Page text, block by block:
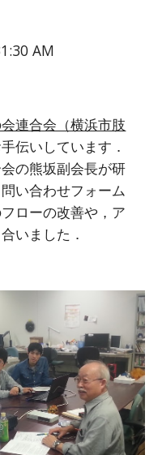
AM
連合会（横浜市肢
伝いしています．
の熊坂副会長が研
い合わせフォーム
ローの改善や，ア
いました．